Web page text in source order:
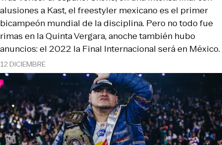
12 DICIEMBRE
alusiones a Kast, el freestyler mexicano es el primer
bicampeón mundial de la disciplina. Pero no todo fue
rimas en la Quinta Vergara, anoche también hubo
anuncios: el 2022 la Final Internacional será en México.